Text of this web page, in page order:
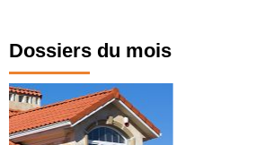
Dossiers du mois